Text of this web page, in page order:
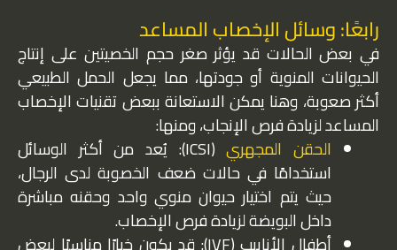
رابعًا: وسائل الإخصاب المساعد
في بعض الحالات قد يؤثر صغر حجم الخصيتين على إنتاج
الحيوانات المنوية أو جودتها، مما يجعل الحمل الطبيعي
أكثر صعوبة، وهنا يمكن الاستعانة ببعض تقنيات الإخصاب
المساعد لزيادة فرص الإنجاب، ومنها:
الحقن المجهري
(ICSI): يُعد من أكثر الوسائل
استخدامًا في حالات ضعف الخصوبة لدى الرجال،
حيث يتم اختيار حيوان منوي واحد وحقنه مباشرة
داخل البويضة لزيادة فرص الإخصاب.